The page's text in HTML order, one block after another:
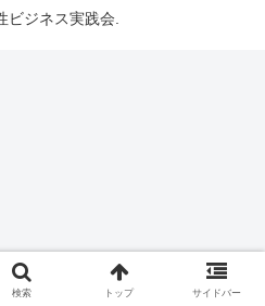
ジネス実践会.
検索 トップ サイドバー